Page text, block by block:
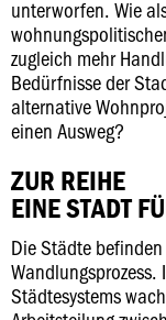
unterworfen. Wie
zugleich mehr
Bedürfnisse der
alternative
einen Ausweg?
ZUR REIHE
EINE STADT
Die Städte
Städtesystems